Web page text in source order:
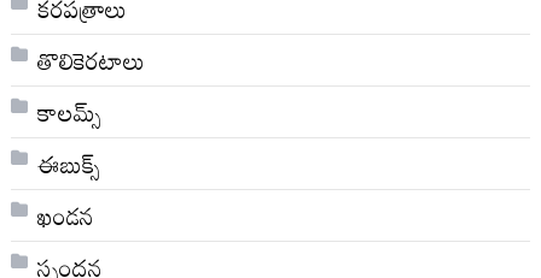
తొలికెరటాలు
కాలమ్స్
ఈబుక్స్
ఖండన
స్పందన